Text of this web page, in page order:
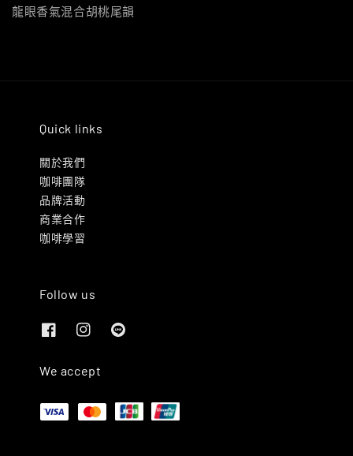
龍眼香氣混合胡桃尾韻
Quick links
關於我們
咖啡團隊
品牌活動
商業合作
咖啡學習
Follow us
We accept